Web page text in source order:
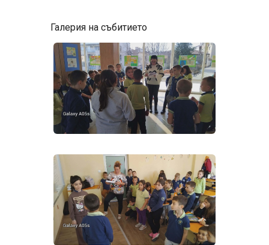
Галерия на събитието